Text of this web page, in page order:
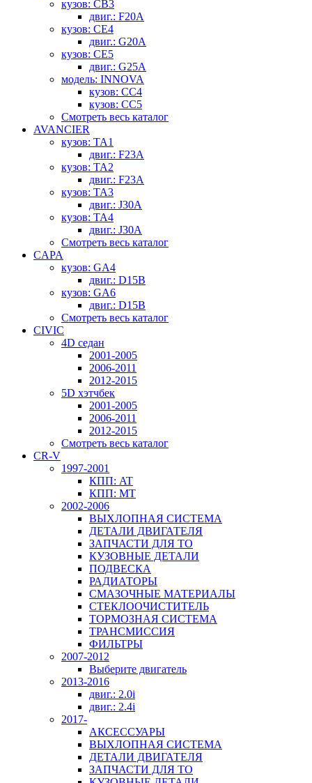
кузов: CB3
двиг.: F20A
кузов: CE4
двиг.: G20A
кузов: CE5
двиг.: G25A
модель: INNOVA
кузов: CC4
кузов: CC5
Смотреть весь каталог
AVANCIER
кузов: TA1
двиг.: F23A
кузов: TA2
двиг.: F23A
кузов: TA3
двиг.: J30A
кузов: TA4
двиг.: J30A
Смотреть весь каталог
CAPA
кузов: GA4
двиг.: D15B
кузов: GA6
двиг.: D15B
Смотреть весь каталог
CIVIC
4D седан
2001-2005
2006-2011
2012-2015
5D хэтчбек
2001-2005
2006-2011
2012-2015
Смотреть весь каталог
CR-V
1997-2001
КПП: AT
КПП: MT
2002-2006
ВЫХЛОПНАЯ СИСТЕМА
ДЕТАЛИ ДВИГАТЕЛЯ
ЗАПЧАСТИ ДЛЯ ТО
КУЗОВНЫЕ ДЕТАЛИ
ПОДВЕСКА
РАДИАТОРЫ
СМАЗОЧНЫЕ МАТЕРИАЛЫ
СТЕКЛООЧИСТИТЕЛЬ
ТОРМОЗНАЯ СИСТЕМА
ТРАНСМИССИЯ
ФИЛЬТРЫ
2007-2012
Выберите двигатель
2013-2016
двиг.: 2.0i
двиг.: 2.4i
2017-
АКСЕССУАРЫ
ВЫХЛОПНАЯ СИСТЕМА
ДЕТАЛИ ДВИГАТЕЛЯ
ЗАПЧАСТИ ДЛЯ ТО